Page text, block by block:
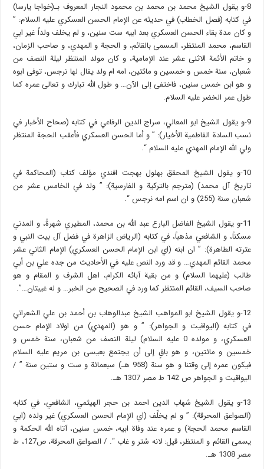
8-و يقول الشيخ محمد بن محمد بن محمود النجار المعروف بـ(خواجا يارسا)
في كتابه (فصل الخطاب) في حديثه عن الإمام الحسن العسكري عليه السلام: ”
و كان مدة بقاء الحسن العسكري بعد ابيه ست سنين، و لم يخلف ولداً غير ابي
القاسم، محمد المنتظر، المسمى بالقائم، و الحجة و المهدي، و صاحب الزمان،
و خاتم الأئمة الاثنى عشر عند الإمامية، و كان مولد المنتظر ليلة النصف من
شعبان، سنة خمس و خمسين و مائتين، امه ام ولد يقال لها نرجس، توفى ابوه
و هو ابن خمس سنين، فاختفى إلى الآن… و طول الله تبارك و تعالى عمره كما
طول عمر الخضر عليه السلام.
9-و يقول الشيخ ابو المعالي، سراج الدين الرفاعي في كتابه (صحاح الأخبار في
نسب السادة الفاطمية الأخيار): ” و أما الحسن العسكري فأعقب الحجة المنتظر
ولي الله الإمام المهدي عليه السلام “.
10-و يقول الشيخ المحقق بهلول بهجت افندي مؤلف كتاب (المحاكمة في
تاريخ آل محمد) (مترجم بالتركية و الفارسية): ” ولد في الخامس عشر من
شعبان سنة (255) و ان اسم امه نرجس “.
11-و يقول الشيخ الفاضل البارع عبد الله بن محمد، المطيري شهرةً، و المدني
مسكناً، و الشافعي مذهباً، في كتابه (الرياض الزاهرة في فضل آل بيت النبي و
عترته الطاهرة): ” ان ابنه (اي ابن الإمام الحسن العسكري) الإمام الثاني عشر
محمد القائم المهدي… و قد ورد النص عليه في الأحاديث من جده علي بن أبي
طالب (عليهما السلام) و من بقية آبائه الكرام، اهل الشرف و المقام و هو
صاحب السيف، القائم المنتظر كما ورد في الصحيح من الخبر… و له غيبتان…”.
12-و يقول الشيخ ابو المواهب الشيخ عبدالوهاب بن أحمد بن علي الشعراني
في كتابه (اليواقيت و الجواهر): ” و هو (المهدي) من اولاد الإمام حسن
العسكري، و مولده 0 عليه السلام) ليلة النصف من شعبان، سنة خمس و
خمسين و مائتين، و هو باقٍ إلى أن يجتمع بعيسى بن مريم عليه السلام
فيكون عمره إلى وقتنا و هو سنة (958 هـ) سبعمائة و ست و ستين سنة ” /
اليواقيت و الجواهر ص 142 ط مصر 1307 هـ.
13-و يقول الشيخ شهاب الدين احمد بن حجر الهيثمي، الشافعي، في كتابه
(الصواعق المحرقة): ” و لم يخلِّف (اي الإمام الحسن العسكري) غير ولده (ابي
القاسم محمد الحجة) و عمره عند وفاة ابيه، خمس سنين، آتاه الله الحكمة و
يسمى القائم و المنتظر، قيل: لانه سُتر و غاب “. / الصواعق المحرقة، ص127، ط
مصر 1308 هـ.